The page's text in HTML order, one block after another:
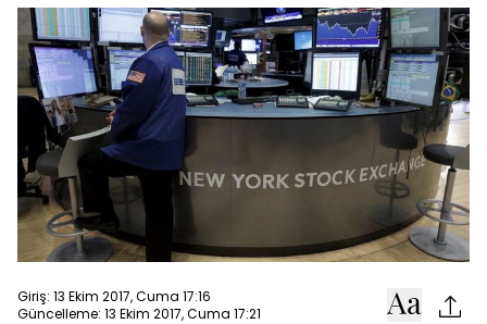
Giriş: 13 Ekim 2017, Cuma 17:16
Güncelleme: 13 Ekim 2017, Cuma 17:21